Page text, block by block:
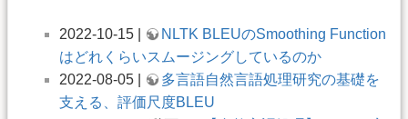
2022-10-15 |
NLTK BLEUのSmoothing Function
はどれくらいスムージングしているのか
2022-08-05 |
多言語自然言語処理研究の基礎を
支える、評価尺度BLEU